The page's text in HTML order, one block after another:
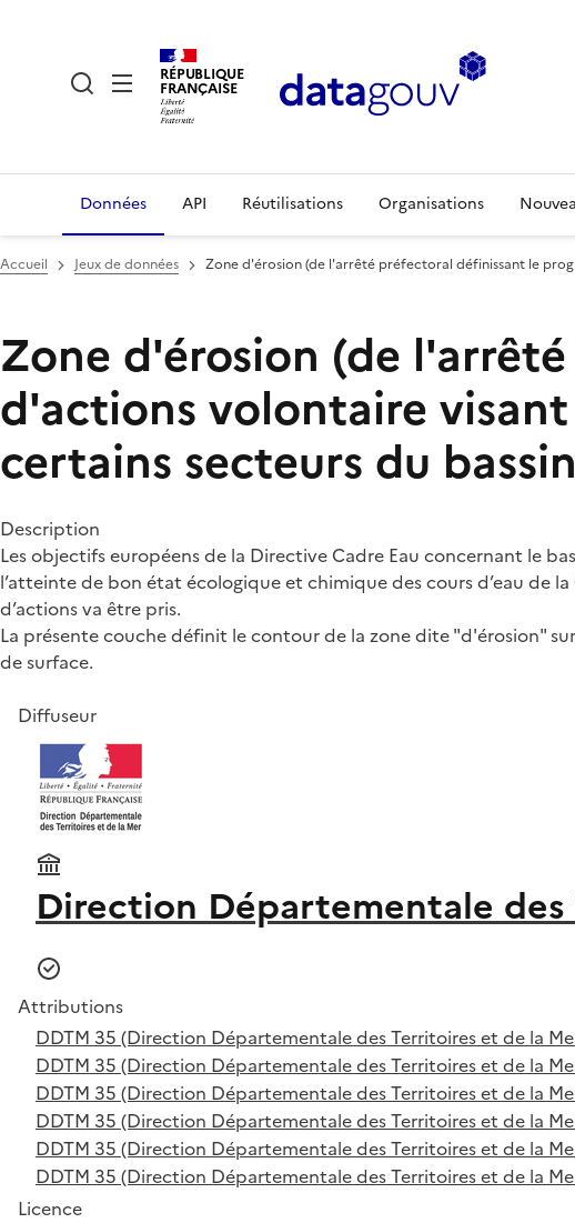
RÉPUBLIQUE
FRANÇAISE
Données API Réutilisations Organisations
Accueil Jeux de données Zone d'érosion (de l'arrêté préfectoral définissant le
Zone d'érosion (de
d'actions volontaire
certains secteurs du
Description
Les objectifs européens de la Directive Cadre Eau concernant le
l’atteinte de bon état écologique et chimique des cours d’eau de
d’actions va être pris.
La présente couche définit le contour de la zone dite "d'érosion"
de surface.
Diffuseur
Direction Départementale
Attributions
DDTM 35 (Direction Départementale des Territoires et de la
DDTM 35 (Direction Départementale des Territoires et de la
DDTM 35 (Direction Départementale des Territoires et de la
DDTM 35 (Direction Départementale des Territoires et de la
DDTM 35 (Direction Départementale des Territoires et de la
DDTM 35 (Direction Départementale des Territoires et de la
Licence